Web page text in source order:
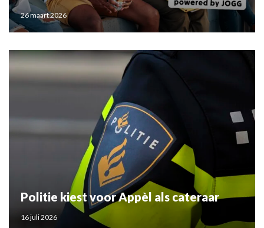
26 maart 2026
Politie kiest voor Appèl als cateraar
16 juli 2026